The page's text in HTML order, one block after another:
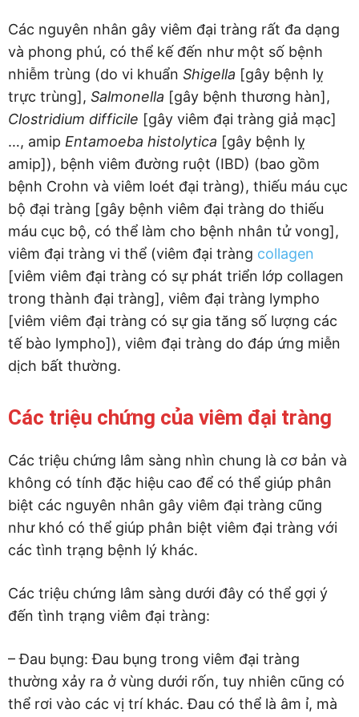
Các nguyên nhân gây viêm đại tràng rất đa dạng
và phong phú, có thể kế đến như một số bệnh
nhiễm trùng (do vi khuẩn Shigella [gây bệnh lỵ
trực trùng], Salmonella [gây bệnh thương hàn],
Clostridium difficile [gây viêm đại tràng giả mạc]
…, amip Entamoeba histolytica [gây bệnh lỵ
amip]), bệnh viêm đường ruột (IBD) (bao gồm
bệnh Crohn và viêm loét đại tràng), thiếu máu cục
bộ đại tràng [gây bệnh viêm đại tràng do thiếu
máu cục bộ, có thể làm cho bệnh nhân tử vong],
viêm đại tràng vi thể (viêm đại tràng collagen
[viêm viêm đại tràng có sự phát triển lớp collagen
trong thành đại tràng], viêm đại tràng lympho
[viêm viêm đại tràng có sự gia tăng số lượng các
tế bào lympho]), viêm đại tràng do đáp ứng miễn
dịch bất thường.
Các triệu chứng của viêm đại tràng
Các triệu chứng lâm sàng nhìn chung là cơ bản và
không có tính đặc hiệu cao để có thể giúp phân
biệt các nguyên nhân gây viêm đại tràng cũng
như khó có thể giúp phân biệt viêm đại tràng với
các tình trạng bệnh lý khác.
Các triệu chứng lâm sàng dưới đây có thể gợi ý
đến tình trạng viêm đại tràng:
– Đau bụng: Đau bụng trong viêm đại tràng
thường xảy ra ở vùng dưới rốn, tuy nhiên cũng có
thể rơi vào các vị trí khác. Đau có thể là âm ỉ, mà